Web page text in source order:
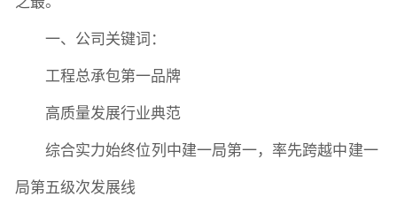
一、公司关键词：
工程总承包第一品牌
高质量发展行业典范
综合实力始终位列中建一局第一，率先跨越中建一
局第五级次发展线